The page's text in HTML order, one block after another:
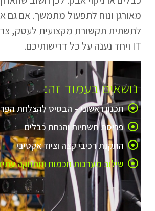
מאורגן ונוח לתפעול מתמשך. אם גם
IT ויחד נענה על כל דרישותיכם.
נושאים בעמוד זה:
תכנון ראשוני – הבסיס להצלחת
פריסת תשתיות והנחת כבלים
התקנת רכיבי קצה וציוד אקטיבי
שילוב מערכות חכמות ותחזוקה